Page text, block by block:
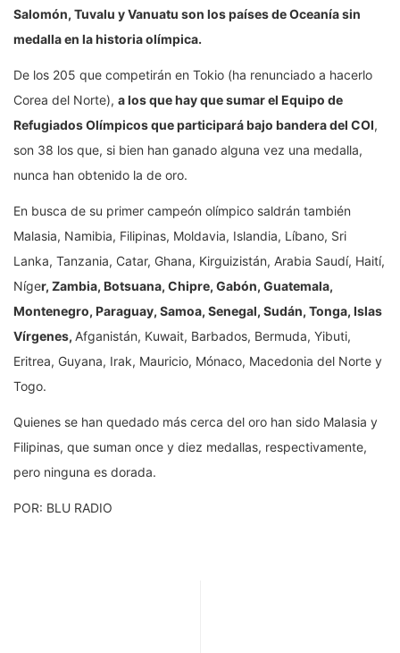
Salomón, Tuvalu y Vanuatu son los países de Oceanía sin
medalla en la historia olímpica.
De los 205 que competirán en Tokio (ha renunciado a hacerlo
Corea del Norte), a los que hay que sumar el Equipo de
Refugiados Olímpicos que participará bajo bandera del COI,
son 38 los que, si bien han ganado alguna vez una medalla,
nunca han obtenido la de oro.
En busca de su primer campeón olímpico saldrán también
Malasia, Namibia, Filipinas, Moldavia, Islandia, Líbano, Sri
Lanka, Tanzania, Catar, Ghana, Kirguizistán, Arabia Saudí, Haití,
Níger, Zambia, Botsuana, Chipre, Gabón, Guatemala,
Montenegro, Paraguay, Samoa, Senegal, Sudán, Tonga, Islas
Vírgenes, Afganistán, Kuwait, Barbados, Bermuda, Yibuti,
Eritrea, Guyana, Irak, Mauricio, Mónaco, Macedonia del Norte y
Togo.
Quienes se han quedado más cerca del oro han sido Malasia y
Filipinas, que suman once y diez medallas, respectivamente,
pero ninguna es dorada.
POR: BLU RADIO